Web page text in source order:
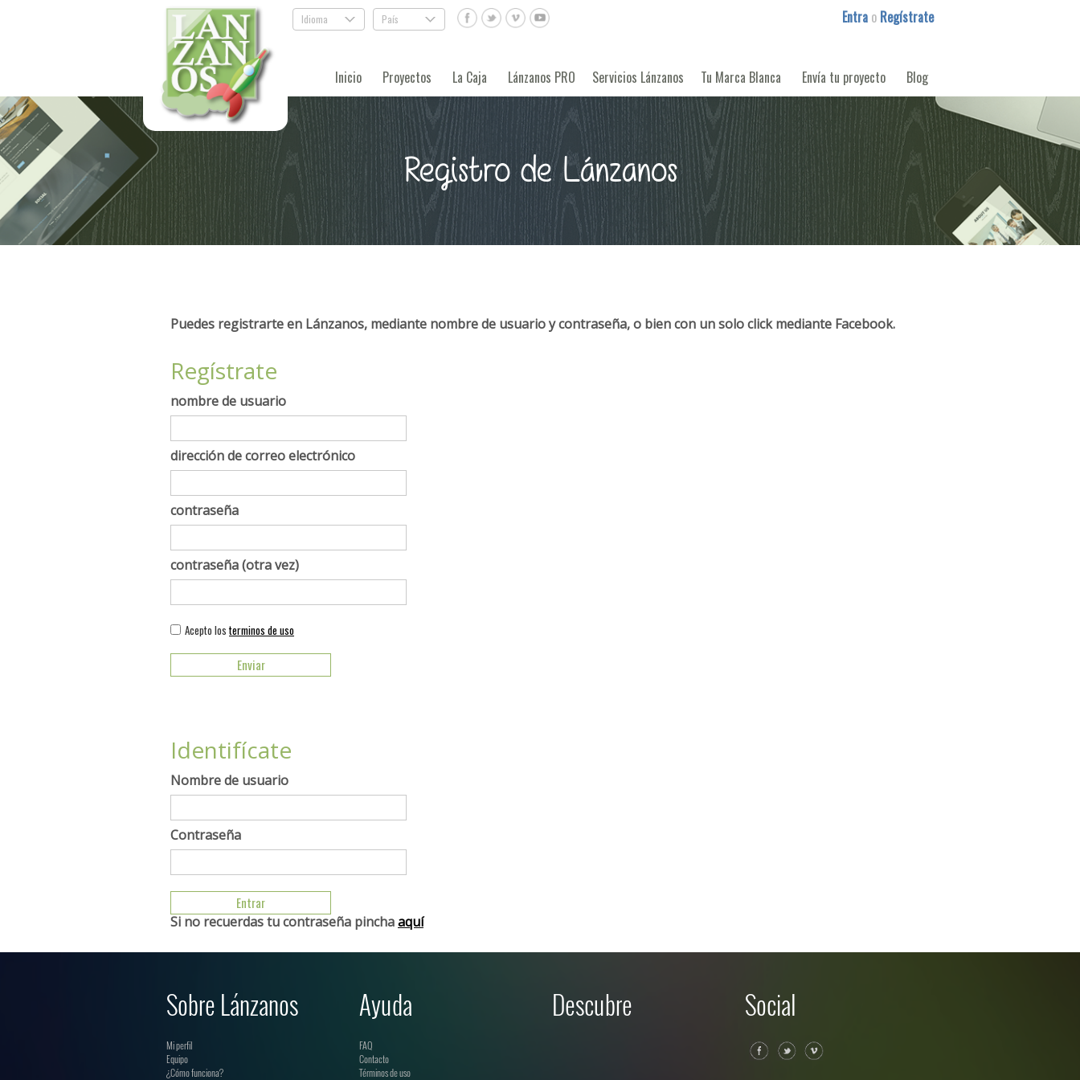
Idioma . País . Entra o Regístrate
Inicio Proyectos La Caja Lánzanos PRO Servicios Lánzanos Tu Marca Blanca Envía tu proyecto Blog
Registro de Lánzanos
Puedes registrarte en Lánzanos, mediante nombre de usuario y contraseña, o bien con un solo click mediante Facebook.
Regístrate
nombre de usuario
dirección de correo electrónico
contraseña
contraseña (otra vez)
Acepto los terminos de uso
Identifícate
Nombre de usuario
Contraseña
Si no recuerdas tu contraseña pinchaaquí
Sobre Lánzanos
Mi perfil
Equipo
¿Cómo funciona?
Ayuda
FAQ
Contacto
Términos de uso
Descubre Social